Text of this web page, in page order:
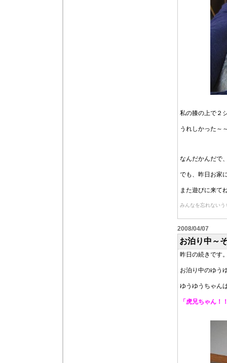
私の膝の上で２
うれしかった～
なんだかんだで
でも、昨日お家
また遊びに来て
みんなを忘れない
2008/04/07
お泊り中～
昨日の続きです
お泊り中のゆう
ゆうゆうちゃん
「虎兄ちゃん！